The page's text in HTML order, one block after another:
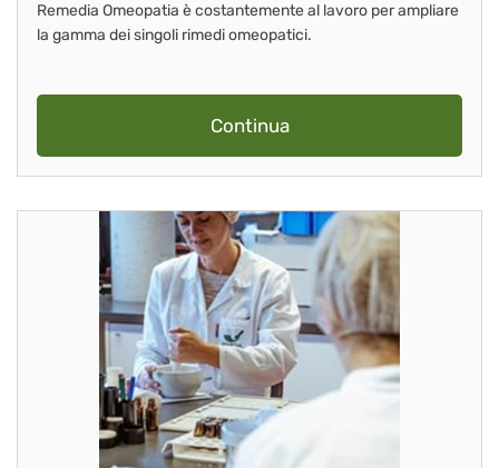
Remedia Omeopatia è costantemente al lavoro per ampliare
la gamma dei singoli rimedi omeopatici.
Continua